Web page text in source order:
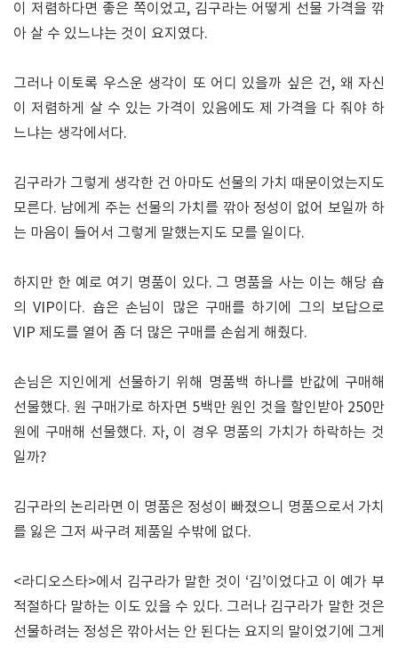
이 저렴하다면 좋은 쪽이었고, 김구라는 어떻게 선물 가격을 깎
아 살 수 있느냐는 것이 요지였다.
그러나 이토록 우스운 생각이 또 어디 있을까 싶은 건, 왜 자신
이 저렴하게 살 수 있는 가격이 있음에도 제 가격을 다 줘야 하
느냐는 생각에서다.
김구라가 그렇게 생각한 건 아마도 선물의 가치 때문이었는지도
모른다. 남에게 주는 선물의 가치를 깎아 정성이 없어 보일까 하
는 마음이 들어서 그렇게 말했는지도 모를 일이다.
하지만 한 예로 여기 명품이 있다. 그 명품을 사는 이는 해당 숍
의 VIP이다. 숍은 손님이 많은 구매를 하기에 그의 보답으로
VIP 제도를 열어 좀 더 많은 구매를 손쉽게 해줬다.
손님은 지인에게 선물하기 위해 명품백 하나를 반값에 구매해
선물했다. 원 구매가로 하자면 5백만 원인 것을 할인받아 250만
원에 구매해 선물했다. 자, 이 경우 명품의 가치가 하락하는 것
일까?
김구라의 논리라면 이 명품은 정성이 빠졌으니 명품으로서 가치
를 잃은 그저 싸구려 제품일 수밖에 없다.
<라디오스타>에서 김구라가 말한 것이 ‘김’이었다고 이 예가 부
적절하다 말하는 이도 있을 수 있다. 그러나 김구라가 말한 것은
선물하려는 정성은 깎아서는 안 된다는 요지의 말이었기에 그게